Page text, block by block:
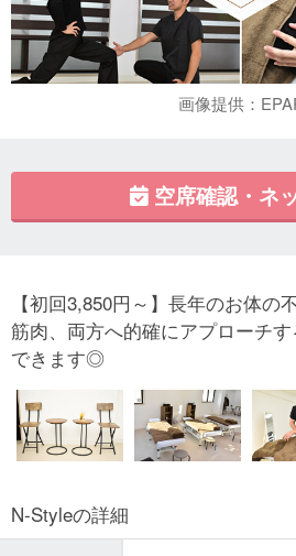
画像提供：
空席確認・ネ
【初回3,850円～】長年のお体の
筋肉、両方へ的確にアプローチ
できます◎
N-Styleの詳細